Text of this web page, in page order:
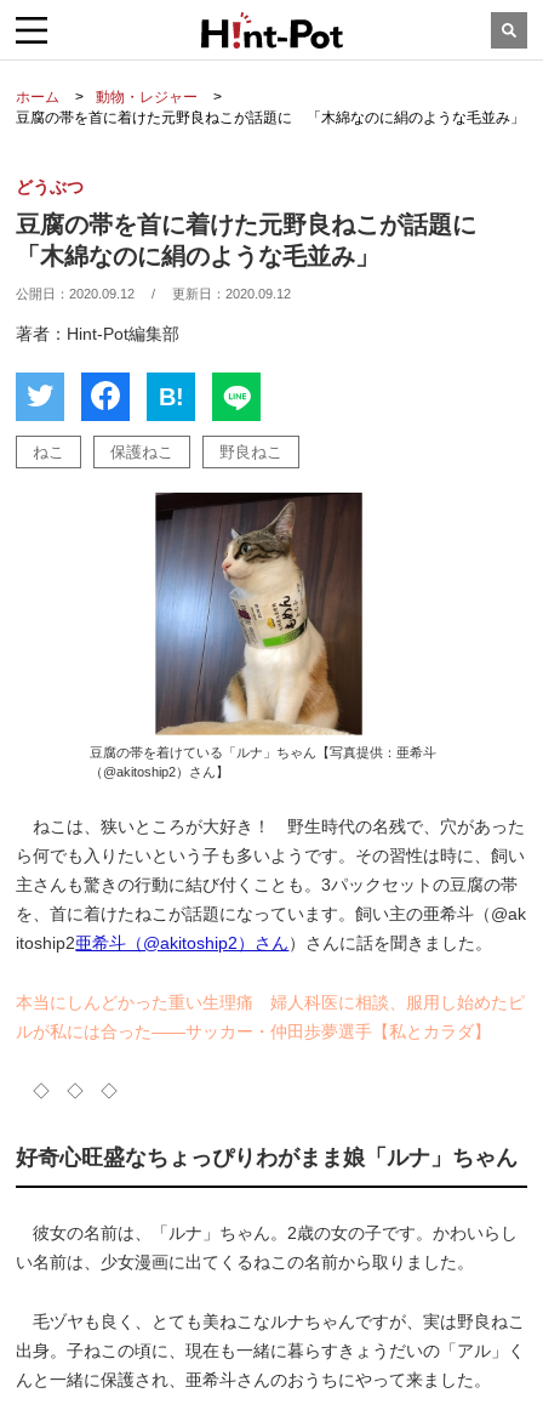
ホーム
動物・レジャー
豆腐の帯を首に着けた元野良ねこが話題に 「木綿なのに絹のような毛並み」
どうぶつ
豆腐の帯を首に着けた元野良ねこが話題に
「木綿なのに絹のような毛並み」
公開日：2020.09.12 / 更新日：2020.09.12
著者：Hint-Pot編集部
B!
ねこ 保護ねこ 野良ねこ
豆腐の帯を着けている「ルナ」ちゃん【写真提供：亜希斗
（@akitoship2）さん】
ねこは、狭いところが大好き！ 野生時代の名残で、穴があった
ら何でも入りたいという子も多いようです。その習性は時に、飼い
主さんも驚きの行動に結び付くことも。3パックセットの豆腐の帯
を、首に着けたねこが話題になっています。飼い主の亜希斗（@ak
itoship2亜希斗（@akitoship2）さん）さんに話を聞きました。
本当にしんどかった重い生理痛 婦人科医に相談、服用し始めたピ
ルが私には合った――サッカー・仲田歩夢選手【私とカラダ】
◇ ◇ ◇
好奇心旺盛なちょっぴりわがまま娘「ルナ」ちゃん
彼女の名前は、「ルナ」ちゃん。2歳の女の子です。かわいらし
い名前は、少女漫画に出てくるねこの名前から取りました。
毛ヅヤも良く、とても美ねこなルナちゃんですが、実は野良ねこ
出身。子ねこの頃に、現在も一緒に暮らすきょうだいの「アル」く
んと一緒に保護され、亜希斗さんのおうちにやって来ました。